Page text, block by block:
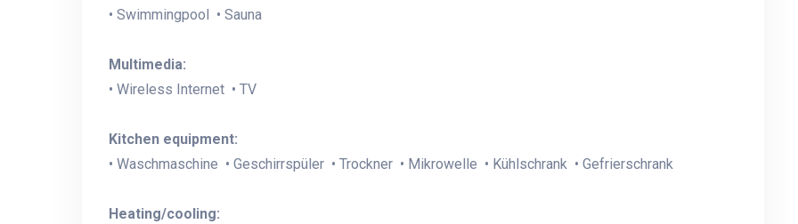
• Swimmingpool • Sauna
Multimedia:
• Wireless Internet • TV
Kitchen equipment:
• Waschmaschine • Geschirrspüler • Trockner • Mikrowelle • Kühlschrank • Gefrierschrank
Heating/cooling: